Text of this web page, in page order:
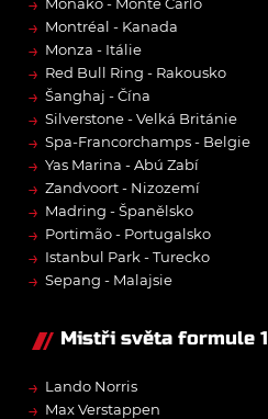
→ Montréal - Kanada
→ Monza - Itálie
→ Red Bull Ring - Rakousko
→ Šanghaj - Čína
→ Silverstone - Velká Británie
→ Spa-Francorchamps - Belgie
→ Yas Marina - Abú Zabí
→ Zandvoort - Nizozemí
→ Madring - Španělsko
→ Portimão - Portugalsko
→ Istanbul Park - Turecko
→ Sepang - Malajsie
Mistři světa formule 1
→ Lando Norris
→ Max Verstappen